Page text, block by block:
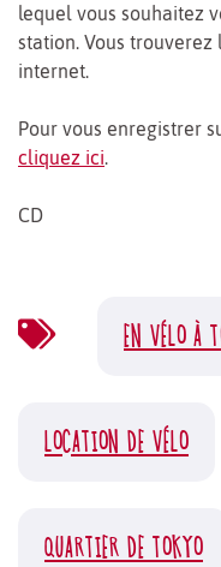
lequel vous souhaitez
station. Vous trouverez
internet.
Pour vous enregistrer
cliquez ici.
CD
EN VÉLO À
LOCATION DE VÉLO
QUARTIER DE TOKYO